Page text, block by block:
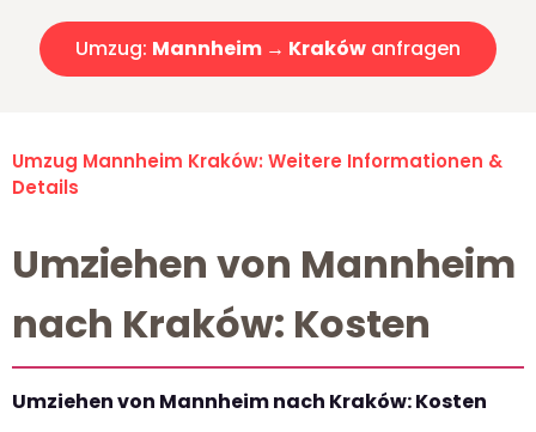
Umzug: Mannheim → Kraków anfragen
Umzug Mannheim Kraków: Weitere Informationen &
Details
Umziehen von Mannheim
nach Kraków: Kosten
Umziehen von Mannheim nach Kraków: Kosten